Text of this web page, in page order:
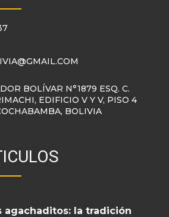
BOLÍVAR N°1879 ESQ. C.
EDIFICIO V Y V, PISO 4
BOLIVIA
agachaditos: la tradición